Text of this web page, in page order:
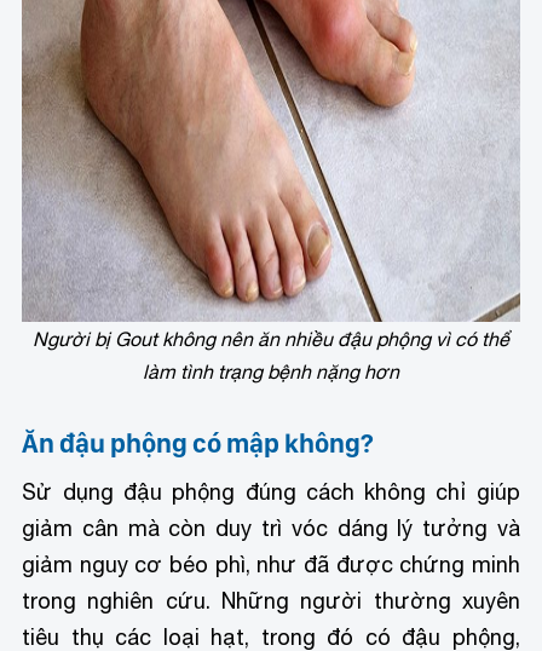
Người bị Gout không nên ăn nhiều đậu phộng vì có thể
làm tình trạng bệnh nặng hơn
Ăn đậu phộng có mập không?
Sử dụng đậu phộng đúng cách không chỉ giúp
giảm cân mà còn duy trì vóc dáng lý tưởng và
giảm nguy cơ béo phì, như đã được chứng minh
trong nghiên cứu. Những người thường xuyên
tiêu thụ các loại hạt, trong đó có đậu phộng,